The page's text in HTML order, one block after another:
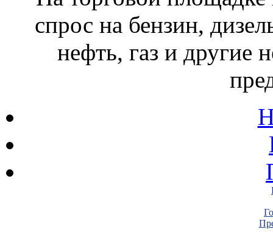
спрос на бензин,
нефть, газ и другие